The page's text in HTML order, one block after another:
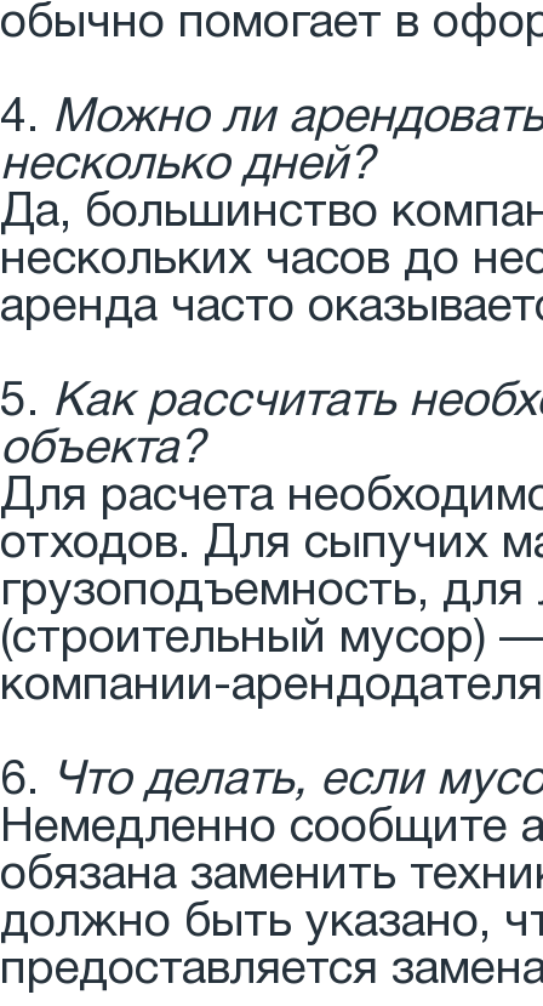
обычно помогает в
4. Можно ли
несколько дней?
Да, большинство
нескольких часов до
аренда часто
5. Как рассчитать
объекта?
Для расчета
отходов. Для сыпучих
грузоподъемность,
(строительный мусор)
компании-
6. Что делать, если
Немедленно сообщите
обязана заменить
должно быть указано,
предоставляется